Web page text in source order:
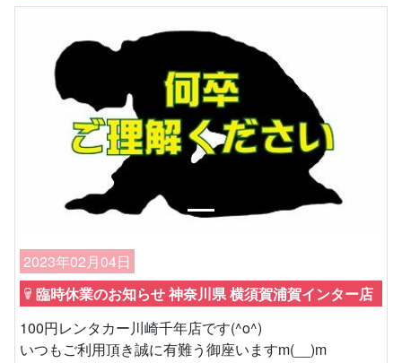
Previous
2023年02月04日
臨時休業のお知らせ 神奈川県 横須賀浦賀インター店
100円レンタカー川崎千年店です(^o^)
いつもご利用頂き誠に有難う御座いますm(__)m